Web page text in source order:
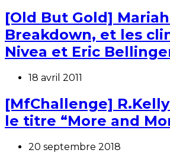
[Old But Gold]
Breakdown, et les
Nivea et Eric
18 avril 2011
[MfChallenge]
le titre “More and
20 septembre 2018